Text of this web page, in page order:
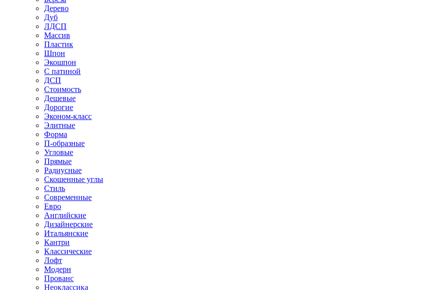
Дерево
Дуб
ЛДСП
Массив
Пластик
Шпон
Экошпон
С патиной
ДСП
Стоимость
Дешевые
Дорогие
Эконом-класс
Элитные
Форма
П-образные
Угловые
Прямые
Радиусные
Скошенные углы
Стиль
Современные
Евро
Английские
Дизайнерские
Итальянские
Кантри
Классические
Лофт
Модерн
Прованс
Неоклассика